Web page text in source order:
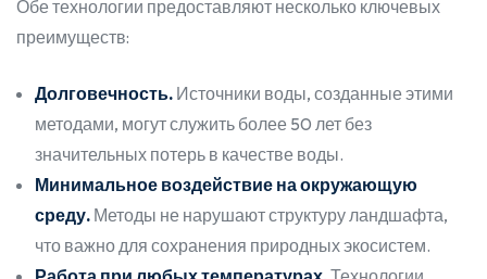
Обе технологии предоставляют несколько ключевых
преимуществ:
Долговечность. Источники воды, созданные этими
методами, могут служить более 50 лет без
значительных потерь в качестве воды.
Минимальное воздействие на окружающую
среду. Методы не нарушают структуру ландшафта,
что важно для сохранения природных экосистем.